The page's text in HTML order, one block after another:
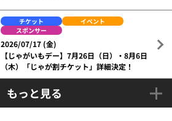
チケット
イベント
スポンサー
2026/07/17 (金)
【じゃがいもデー】7月26日（日）・8月6日
（木）「じゃが割チケット」詳細決定！
もっと見る